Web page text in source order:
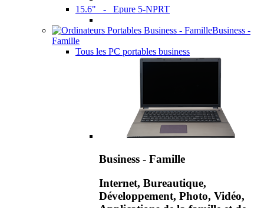
15.6" - Epure 5-NPRT
Business -
Famille
Tous les PC portables business
Business - Famille
Internet, Bureautique,
Développement, Photo, Vidéo,